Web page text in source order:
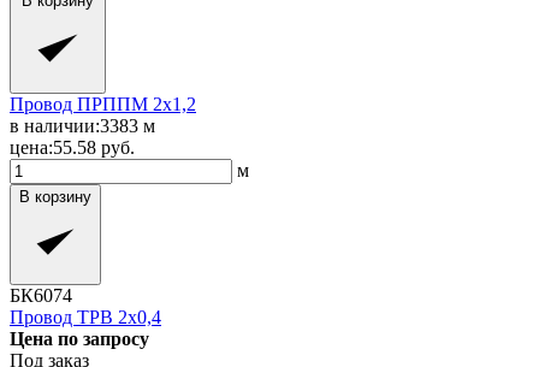
Провод ПРППМ 2x1,2
в наличии:3383 м
цена:55.58 руб.
м
В корзину
БК6074
Провод ТРВ 2x0,4
Цена по запросу
Под заказ